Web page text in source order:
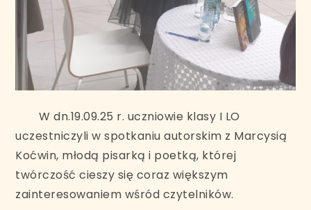
W dn.19.09.25 r. uczniowie klasy I LO
uczestniczyli w spotkaniu autorskim z Marcysią
Koćwin, młodą pisarką i poetką, której
twórczość cieszy się coraz większym
zainteresowaniem wśród czytelników.